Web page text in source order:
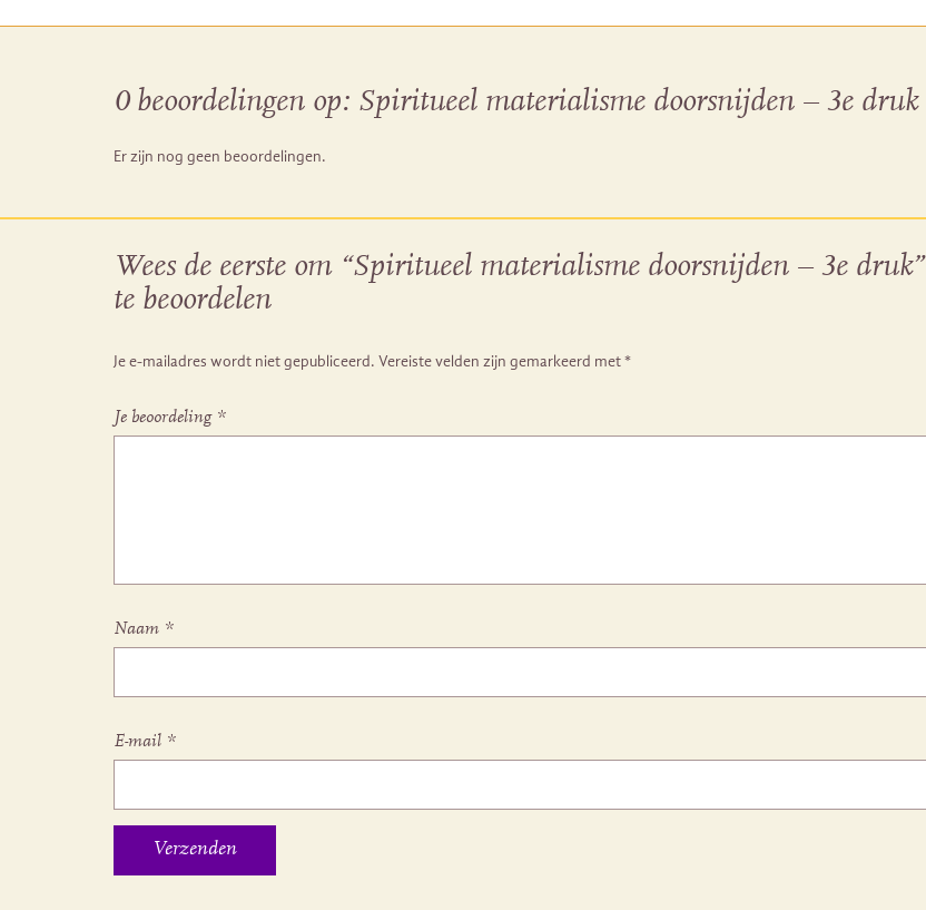
0 beoordelingen op: Spiritueel materialisme doorsnijden – 3e druk
Er zijn nog geen beoordelingen.
Wees de eerste om “Spiritueel materialisme doorsnijden – 3e druk”
te beoordelen
Je e-mailadres wordt niet gepubliceerd. Vereiste velden zijn gemarkeerd met*
Je beoordeling *
Naam *
E-mail *